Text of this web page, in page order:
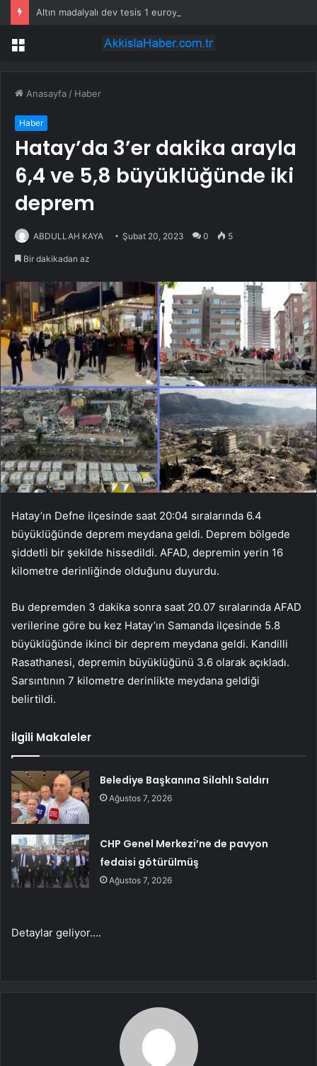
Menü
Anasayfa / Haber
Haber
Hatay’da 3’er dakika arayla
6,4 ve 5,8 büyüklüğünde iki
deprem
ABDULLAH KAYA Şubat 20, 2023 0 5
Bir dakikadan az
Hatay’ın Defne ilçesinde saat 20:04 sıralarında 6.4
büyüklüğünde deprem meydana geldi. Deprem bölgede
şiddetli bir şekilde hissedildi. AFAD, depremin yerin 16
kilometre derinliğinde olduğunu duyurdu.
Bu depremden 3 dakika sonra saat 20.07 sıralarında AFAD
verilerine göre bu kez Hatay’ın Samanda ilçesinde 5.8
büyüklüğünde ikinci bir deprem meydana geldi. Kandilli
Rasathanesi, depremin büyüklüğünü 3.6 olarak açıkladı.
Sarsıntının 7 kilometre derinlikte meydana geldiği
belirtildi.
İlgili Makaleler
Belediye Başkanına Silahlı Saldırı
Ağustos 7, 2026
CHP Genel Merkezi’ne de pavyon
fedaisi götürülmüş
Ağustos 7, 2026
Detaylar geliyor….